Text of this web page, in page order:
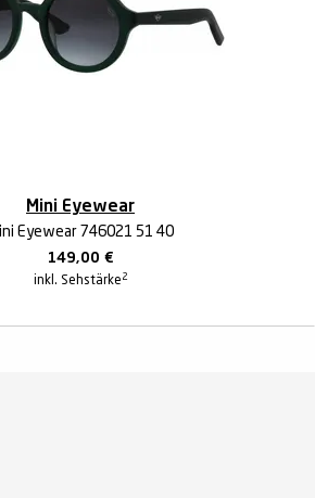
Mini Eyewear
Eyewear 746021 51 40
149,00 €
inkl. Sehstärke 2